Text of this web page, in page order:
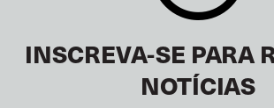
INSCREVA-SE PARA
NOTÍCIAS